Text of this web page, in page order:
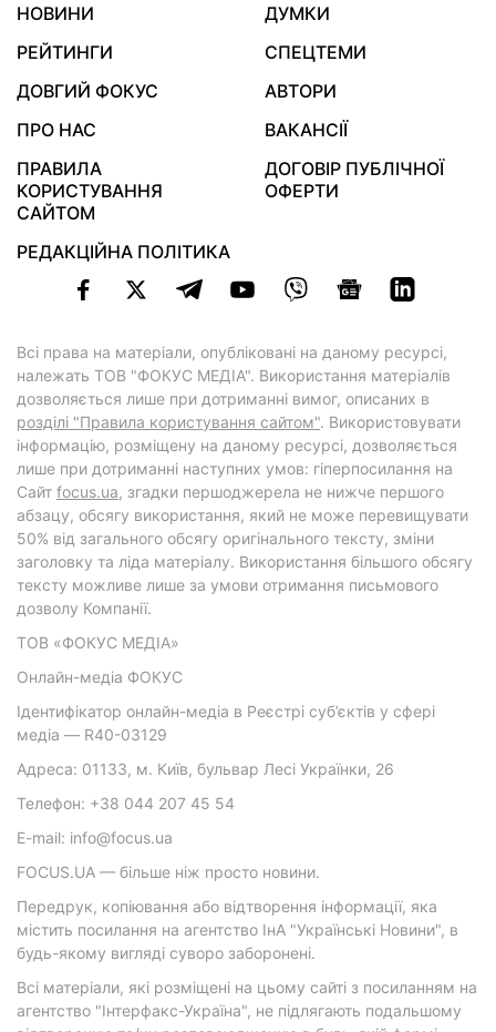
НОВИНИ
ДУМКИ
РЕЙТИНГИ
СПЕЦТЕМИ
ДОВГИЙ ФОКУС
АВТОРИ
ПРО НАС
ВАКАНСІЇ
ПРАВИЛА
КОРИСТУВАННЯ
САЙТОМ
ДОГОВІР ПУБЛІЧНОЇ
ОФЕРТИ
РЕДАКЦІЙНА ПОЛІТИКА
Всі права на матеріали, опубліковані на даному ресурсі,
належать ТОВ "ФОКУС МЕДІА". Використання матеріалів
дозволяється лише при дотриманні вимог, описаних в
розділі "Правила користування сайтом". Використовувати
інформацію, розміщену на даному ресурсі, дозволяється
лише при дотриманні наступних умов: гіперпосилання на
Cайт focus.ua, згадки першоджерела не нижче першого
абзацу, обсягу використання, який не може перевищувати
50% від загального обсягу оригінального тексту, зміни
заголовку та ліда матеріалу. Використання більшого обсягу
тексту можливе лише за умови отримання письмового
дозволу Компанії.
ТОВ «ФОКУС МЕДІА»
Онлайн-медіа ФОКУС
Ідентифікатор онлайн-медіа в Реєстрі суб’єктів у сфері
медіа — R40-03129
Адреса: 01133, м. Київ, бульвар Лесі Українки, 26
Телефон: +38 044 207 45 54
E-mail: info@focus.ua
FOCUS.UA — більше ніж просто новини.
Передрук, копіювання або відтворення інформації, яка
містить посилання на агентство ІнА "Українські Новини", в
будь-якому вигляді суворо заборонені.
Всі матеріали, які розміщені на цьому сайті з посиланням на
агентство "Інтерфакс-Україна", не підлягають подальшому